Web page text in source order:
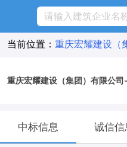
当前位置： 重庆宏耀建设（
重庆宏耀建设（集团）有限公
中标信息 诚信信